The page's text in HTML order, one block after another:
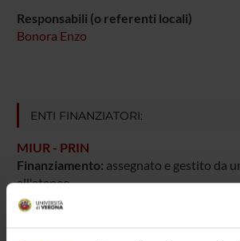
Responsabili (o referenti locali)
Bonora Enzo
ENTI FINANZIATORI:
MIUR - PRIN
Finanziamento: assegnato e gestito da
all'ateneo